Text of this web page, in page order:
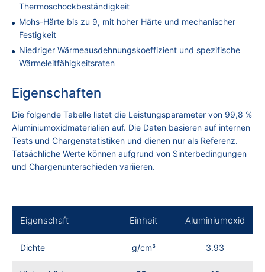
Thermoschockbeständigkeit
Mohs-Härte bis zu 9, mit hoher Härte und mechanischer
Festigkeit
Niedriger Wärmeausdehnungskoeffizient und spezifische
Wärmeleitfähigkeitsraten
Eigenschaften
Die folgende Tabelle listet die Leistungsparameter von 99,8 %
Aluminiumoxidmaterialien auf. Die Daten basieren auf internen
Tests und Chargenstatistiken und dienen nur als Referenz.
Tatsächliche Werte können aufgrund von Sinterbedingungen
und Chargenunterschieden variieren.
Eigenschaft Einheit Aluminiumoxid
Dichte g/cm³ 3.93